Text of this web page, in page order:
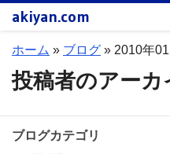
akiyan.com
ホーム » ブログ » 2010年
投稿者のアーカ
ブログカテゴリ